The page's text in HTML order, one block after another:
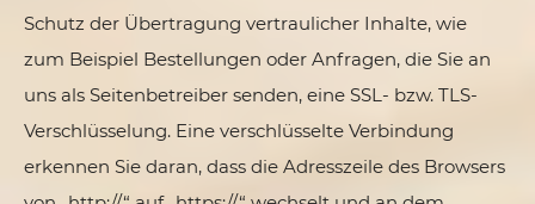
Schutz der Übertragung vertraulicher Inhalte, wie
zum Beispiel Bestellungen oder Anfragen, die Sie an
uns als Seitenbetreiber senden, eine SSL- bzw. TLS-
Verschlüsselung. Eine verschlüsselte Verbindung
erkennen Sie daran, dass die Adresszeile des Browsers